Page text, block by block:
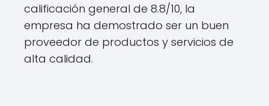
calificación general de 8.8/10, la
empresa ha demostrado ser un buen
proveedor de productos y servicios de
alta calidad.